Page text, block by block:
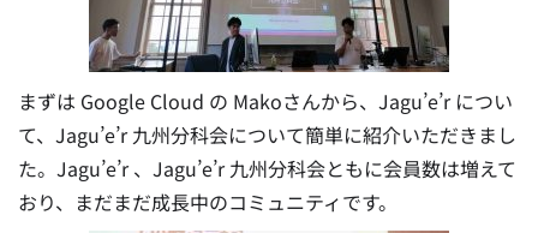
まずは Google Cloud の Makoさんから、Jagu’e’r につい
て、Jagu’e’r 九州分科会について簡単に紹介いただきまし
た。Jagu’e’r 、Jagu’e’r 九州分科会ともに会員数は増えて
おり、まだまだ成長中のコミュニティです。